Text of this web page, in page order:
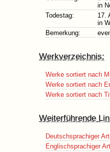
in
Todestag:
17.
in
Bemerkung:
Werkverzeichnis:
Werke sortiert nach
Werke sortiert nach
Werke sortiert nach
Weiterführende
Deutschsprachiger
Englischsprachiger